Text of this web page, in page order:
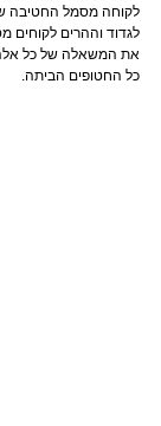
לקוחה מסמל החטיבה
לגדוד וההרים לקוחים
את המשאלה של כל
כל החטופים הביתה.